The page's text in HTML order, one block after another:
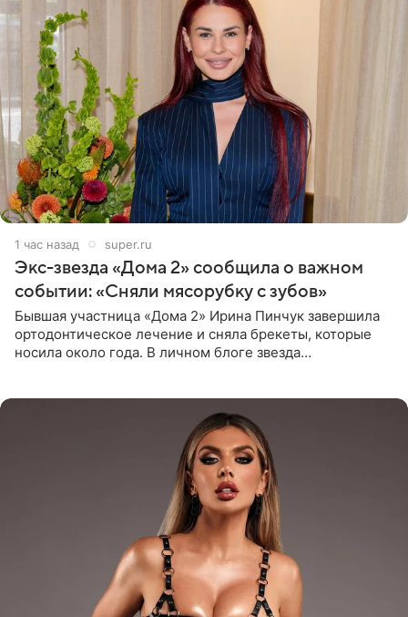
1 час назад super.ru
Экс-звезда «Дома 2» сообщила о важном
событии: «Сняли мясорубку с зубов»
Бывшая участница «Дома 2» Ирина Пинчук завершила
ортодонтическое лечение и сняла брекеты, которые
носила около года. В личном блоге звезда